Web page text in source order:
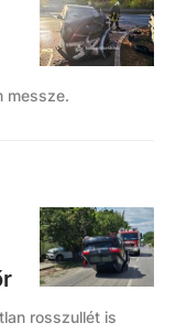
messze.
rosszullét is